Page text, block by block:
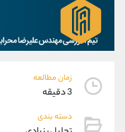
زمان مطالعه
3 دقیقه
دسته بندی
واتساپ
تلگرام
پشتیبان فروش
موبایل